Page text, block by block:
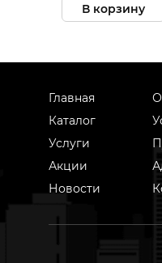
В корзину
Главная
Каталог
Услуги
Акции
Новости